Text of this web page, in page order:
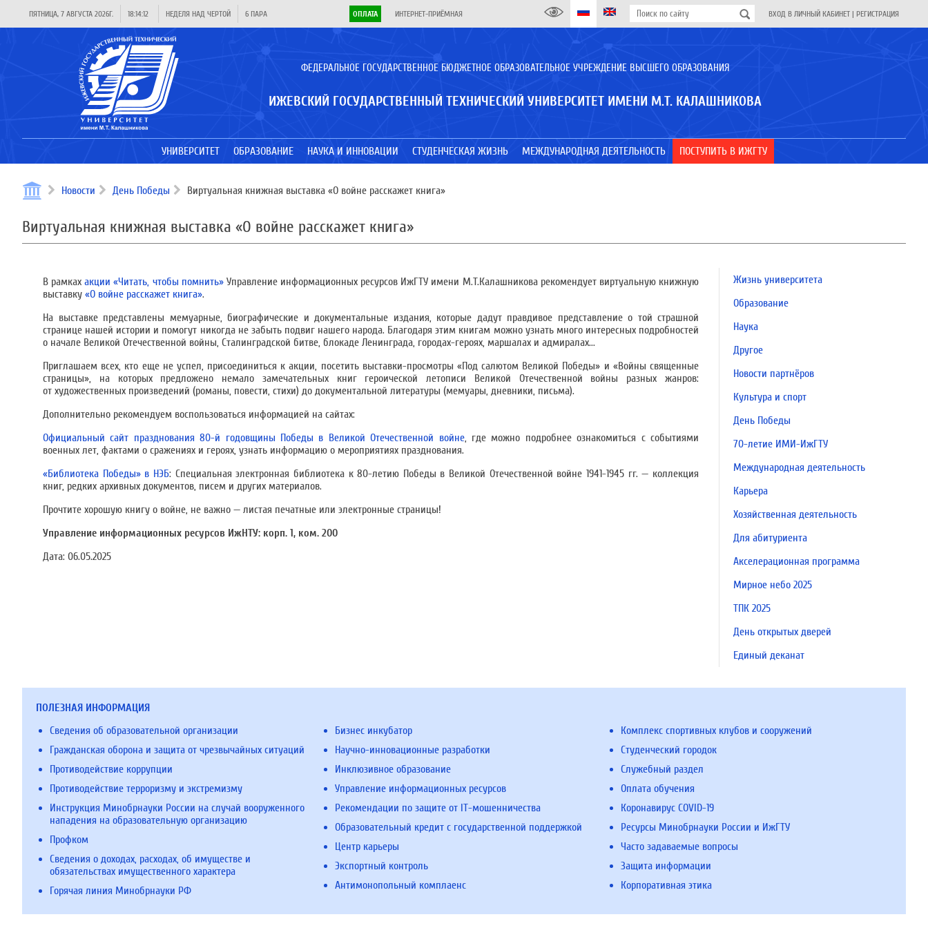
ПЯТНИЦА, 7 АВГУСТА 2026Г. 18:14:13 НЕДЕЛЯ НАД ЧЕРТОЙ 6 ПАРА ОПЛАТА ИНТЕРНЕТ-ПРИЁМНАЯ ВХОД В ЛИЧНЫЙ КАБИНЕТ | РЕГИСТРАЦИЯ
ФЕДЕРАЛЬНОЕ ГОСУДАРСТВЕННОЕ БЮДЖЕТНОЕ ОБРАЗОВАТЕЛЬНОЕ УЧРЕЖДЕНИЕ ВЫСШЕГО ОБРАЗОВАНИЯ
ИЖЕВСКИЙ ГОСУДАРСТВЕННЫЙ ТЕХНИЧЕСКИЙ УНИВЕРСИТЕТ ИМЕНИ М.Т. КАЛАШНИКОВА
УНИВЕРСИТЕТ ОБРАЗОВАНИЕ НАУКА И ИННОВАЦИИ СТУДЕНЧЕСКАЯ ЖИЗНЬ МЕЖДУНАРОДНАЯ ДЕЯТЕЛЬНОСТЬ ПОСТУПИТЬ В ИЖГТУ
Новости День Победы Виртуальная книжная выставка «О войне расскажет книга»
Виртуальная книжная выставка «О войне расскажет книга»
В рамкахакции «Читать, чтобы помнить»Управление информационных ресурсов ИжГТУ имени М.Т.Калашникова рекомендует виртуальную книжную
выставку «О войне расскажет книга».
На выставке представлены мемуарные, биографические и документальные издания, которые дадут правдивое представление о той страшной
странице нашей истории и помогут никогда не забыть подвиг нашего народа. Благодаря этим книгам можно узнать много интересных подробностей
о начале Великой Отечественной войны, Сталинградской битве, блокаде Ленинграда, городах-героях, маршалах и адмиралах...
Приглашаем всех, кто еще не успел, присоединиться к акции, посетить выставки-просмотры «Под салютом Великой Победы» и «Войны священные
страницы», на которых предложено немало замечательных книг героической летописи Великой Отечественной войны разных жанров:
от художественных произведений (романы, повести, стихи) до документальной литературы (мемуары, дневники, письма).
Дополнительно рекомендуем воспользоваться информацией на сайтах:
Официальный сайт празднования 80-й годовщины Победы в Великой Отечественной войне, где можно подробнее ознакомиться с событиями
военных лет, фактами о сражениях и героях, узнать информацию о мероприятиях празднования.
«Библиотека Победы» в НЭБ: Специальная электронная библиотека к 80-летию Победы в Великой Отечественной войне 1941-1945 гг. — коллекция
книг, редких архивных документов, писем и других материалов.
Прочтите хорошую книгу о войне, не важно — листая печатные или электронные страницы!
Управление информационных ресурсов ИжНТУ: корп. 1, ком. 200
Дата: 06.05.2025
Жизнь университета
Образование
Наука
Другое
Новости партнёров
Культура и спорт
День Победы
70-летие ИМИ-ИжГТУ
Международная деятельность
Карьера
Хозяйственная деятельность
Для абитуриента
Акселерационная программа
Мирное небо 2025
ТПК 2025
День открытых дверей
Единый деканат
ПОЛЕЗНАЯ ИНФОРМАЦИЯ
Сведения об образовательной организации
Гражданская оборона и защита от чрезвычайных ситуаций
Противодействие коррупции
Противодействие терроризму и экстремизму
Инструкция Минобрнауки России на случай вооруженного
нападения на образовательную организацию
Профком
Сведения о доходах, расходах, об имуществе и
обязательствах имущественного характера
Горячая линия Минобрнауки РФ
Бизнес инкубатор
Научно-инновационные разработки
Инклюзивное образование
Управление информационных ресурсов
Рекомендации по защите от IT-мошенничества
Образовательный кредит с государственной поддержкой
Центр карьеры
Экспортный контроль
Антимонопольный комплаенс
Комплекс спортивных клубов и сооружений
Студенческий городок
Служебный раздел
Оплата обучения
Коронавирус COVID-19
Ресурсы Минобрнауки России и ИжГТУ
Часто задаваемые вопросы
Защита информации
Корпоративная этика